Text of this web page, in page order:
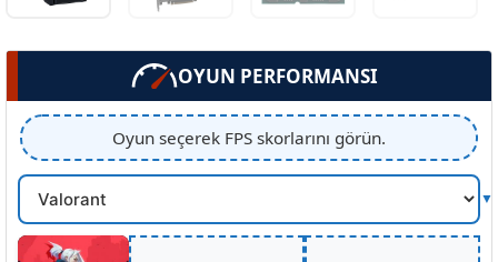
OYUN PERFORMANSI
Oyun seçerek FPS skorlarını görün.
Oyun
Secin